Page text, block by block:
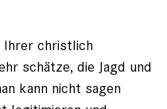
Ihrer christlich
schätze, die Jagd und
kann nicht sagen